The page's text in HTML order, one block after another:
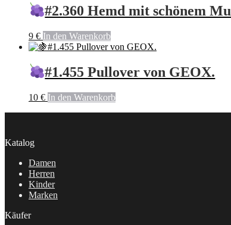
#2.360 Hemd mit schönem
9 € In den Warenkorb
#1.455 Pullover von GEOX.
10 € In den Warenkorb
Katalog
Damen
Herren
Kinder
Marken
Käufer